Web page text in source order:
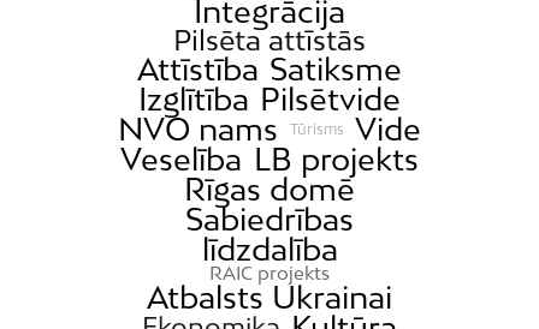
Integrācija
Pilsēta attīstās
Attīstība Satiksme
Izglītība Pilsētvide
NVO nams
Tūrisms
Vide
Veselība LB projekts
Rīgas domē
Sabiedrības
līdzdalība
RAIC projekts
Atbalsts Ukrainai